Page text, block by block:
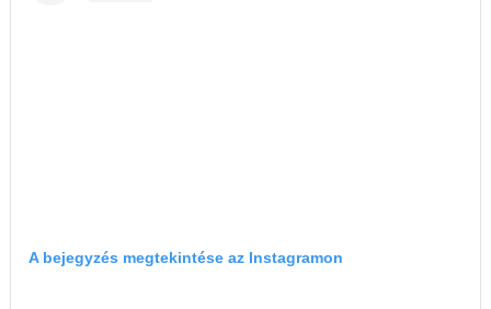
A bejegyzés megtekintése az Instagramon